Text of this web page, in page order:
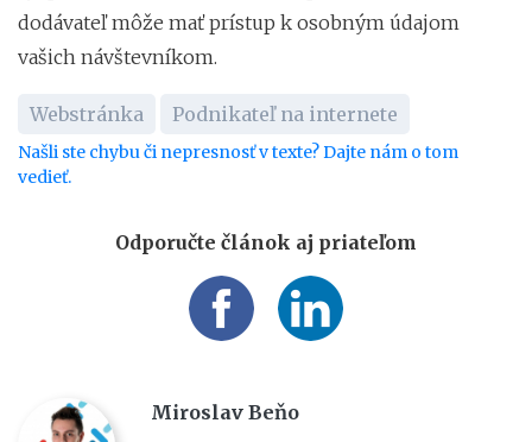
dodávateľ môže mať prístup k osobným údajom
vašich návštevníkom.
Webstránka Podnikateľ na internete
Našli ste chybu či nepresnosť v texte? Dajte nám o tom
vedieť.
Odporučte článok aj priateľom
Miroslav Beňo